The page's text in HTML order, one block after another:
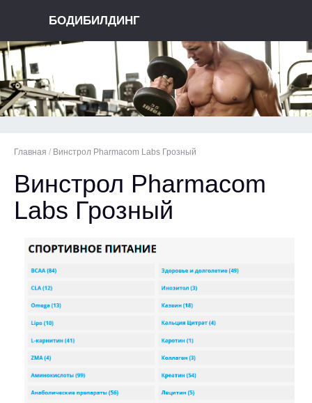
БОДИБИЛДИНГ
Главная / Винстрол Pharmacom Labs Грозный
Винстрол Pharmacom
Labs Грозный